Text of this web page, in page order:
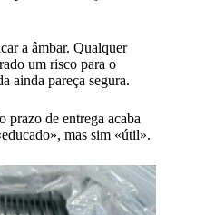
a âmbar. Qualquer
um risco para o
ainda pareça segura.
de entrega acaba
mas sim «útil».